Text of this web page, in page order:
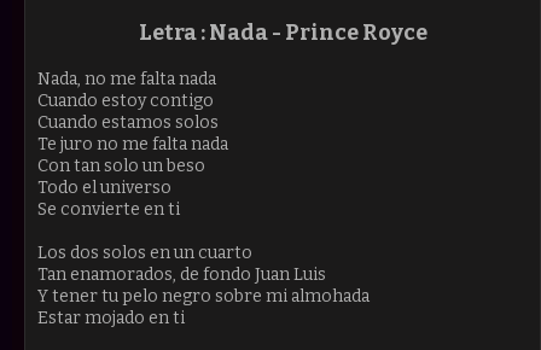
Letra : Nada - Prince Royce
Nada, no me falta nada
Cuando estoy contigo
Cuando estamos solos
Te juro no me falta nada
Con tan solo un beso
Todo el universo
Se convierte en ti
Los dos solos en un cuarto
Tan enamorados, de fondo Juan Luis
Y tener tu pelo negro sobre mi almohada
Estar mojado en ti